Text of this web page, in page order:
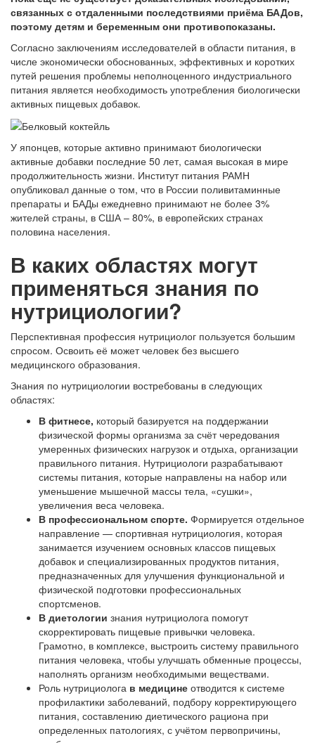
связанных с отдаленными последствиями приёма БАДов,
поэтому детям и беременным они противопоказаны.
Согласно заключениям исследователей в области питания, в
числе экономически обоснованных, эффективных и коротких
путей решения проблемы неполноценного индустриального
питания является необходимость употребления биологически
активных пищевых добавок.
У японцев, которые активно принимают биологически
активные добавки последние 50 лет, самая высокая в мире
продолжительность жизни. Институт питания РАМН
опубликовал данные о том, что в России поливитаминные
препараты и БАДы ежедневно принимают не более 3%
жителей страны, в США – 80%, в европейских странах
половина населения.
В каких областях могут
применяться знания по
нутрициологии?
Перспективная профессия нутрициолог пользуется большим
спросом. Освоить её может человек без высшего
медицинского образования.
Знания по нутрициологии востребованы в следующих
областях:
В фитнесе, который базируется на поддержании
физической формы организма за счёт чередования
умеренных физических нагрузок и отдыха, организации
правильного питания. Нутрициологи разрабатывают
системы питания, которые направлены на набор или
уменьшение мышечной массы тела, «сушки»,
увеличения веса человека.
В профессиональном спорте. Формируется отдельное
направление — спортивная нутрициология, которая
занимается изучением основных классов пищевых
добавок и специализированных продуктов питания,
предназначенных для улучшения функциональной и
физической подготовки профессиональных
спортсменов.
В диетологии знания нутрициолога помогут
скорректировать пищевые привычки человека.
Грамотно, в комплексе, выстроить систему правильного
питания человека, чтобы улучшать обменные процессы,
наполнять организм необходимыми веществами.
Роль нутрициолога в медицине отводится к системе
профилактики заболеваний, подбору корректирующего
питания, составлению диетического рациона при
определенных патологиях, с учётом первопричины,